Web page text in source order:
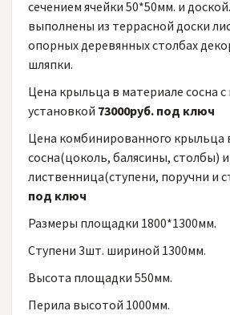
сечением ячейки 50*50мм. и
выполнены из террасной доски
опорных деревянных столбах
шляпки.
Цена крыльца в материале сосна с
установкой 73000руб. под ключ
Цена комбинированного крыльца
сосна(цоколь, балясины, столбы) и
лиственница(ступени, поручни и
под ключ
Размеры площадки 1800*1300мм.
Ступени 3шт. шириной 1300мм.
Высота площадки 550мм.
Перила высотой 1000мм.